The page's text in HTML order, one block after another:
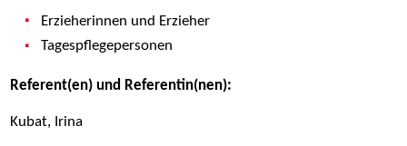
Erzieherinnen und Erzieher
Tagespflegepersonen
Referent(en) und Referentin(nen):
Kubat, Irina